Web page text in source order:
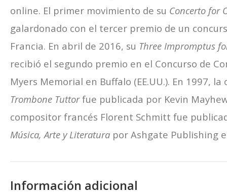
online. El primer movimiento de su Concerto for
galardonado con el tercer premio de un
Francia. En abril de 2016, su Three Impromptus
recibió el segundo premio en el Concurso de
Myers Memorial en Buffalo (EE.UU.). En 1997,
Trombone Tuttorfue publicada por Kevin
compositor francés Florent Schmitt fue
Música, Arte y Literatura por Ashgate Publishing
Información adicional